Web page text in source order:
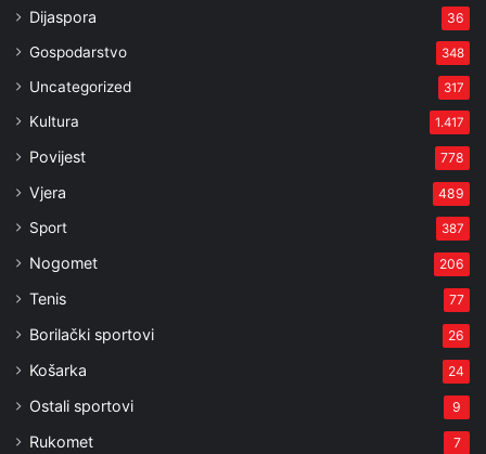
Dijaspora 36
Gospodarstvo 348
Uncategorized 317
Kultura 1.417
Povijest 778
Vjera 489
Sport 387
Nogomet 206
Tenis 77
Borilački sportovi 26
Košarka 24
Ostali sportovi 9
Rukomet 7